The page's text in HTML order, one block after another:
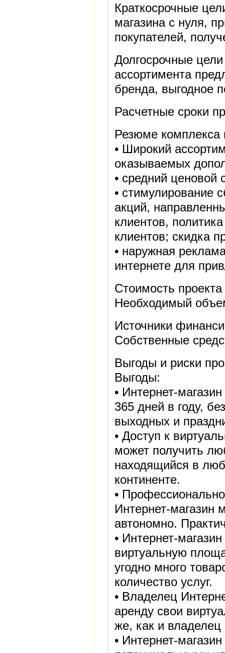
Краткосрочные
магазина с нуля,
покупателей,
Долгосрочные
ассортимента
бренда, выгодное
Расчетные сроки
Резюме комплекса
• Широкий
оказываемых
• средний ценовой
• стимулирование
акций,
клиентов,
клиентов; скидка
• наружная
интернете для
Стоимость проекта
Необходимый
Источники
Собственные
Выгоды и риски
Выгоды:
• Интернет-
365 дней в году,
выходных и
• Доступ к
может получить
находящийся в
континенте.
•
Интернет-магазин
автономно.
• Интернет-
виртуальную
угодно много
количество услуг.
• Владелец
аренду свои
же, как и владелец
• Интернет-